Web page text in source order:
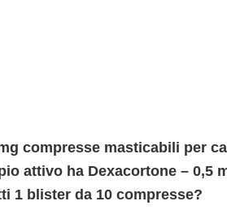
compresse masticabili per
attivo ha Dexacortone – 0,5
1 blister da 10 compresse?